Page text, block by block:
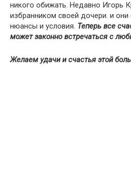
никого обижать. Недавно Игорь
избранником своей дочери. и
нюансы и условия. Теперь все
может законно встречаться с
Желаем удачи и счастья этой